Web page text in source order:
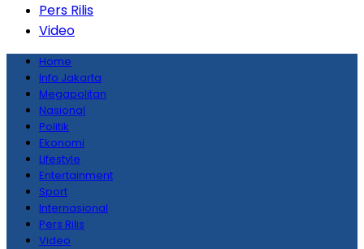
Pers Rilis
Video
Home
Info Jakarta
Megapolitan
Nasional
Politik
Ekonomi
Lifestyle
Entertainment
Sport
Internasional
Pers Rilis
Video